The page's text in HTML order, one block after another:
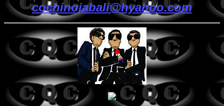
cochinojabali@hyahoo.com